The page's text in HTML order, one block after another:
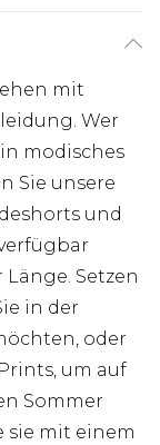
mit
Wer
modisches
Sie unsere
und
Setzen
in der
oder
um auf
Sommer
sie mit einem